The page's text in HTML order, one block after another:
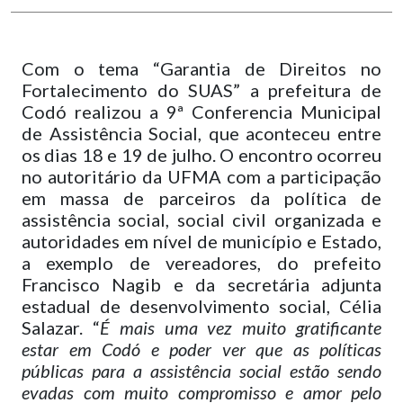
Com o tema “Garantia de Direitos no
Fortalecimento do SUAS” a prefeitura de
Codó realizou a 9ª Conferencia Municipal
de Assistência Social, que aconteceu entre
os dias 18 e 19 de julho. O encontro ocorreu
no autoritário da UFMA com a participação
em massa de parceiros da política de
assistência social, social civil organizada e
autoridades em nível de município e Estado,
a exemplo de vereadores, do prefeito
Francisco Nagib e da secretária adjunta
estadual de desenvolvimento social, Célia
Salazar. “É mais uma vez muito gratificante
estar em Codó e poder ver que as políticas
públicas para a assistência social estão sendo
evadas com muito compromisso e amor pelo